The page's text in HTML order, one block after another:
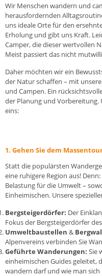
Wir Menschen wandern und
herausfordernden
uns ideale Orte für den
Erholung und gibt uns Kraft.
Camper, die dieser wertvollen
Meist passiert das nicht
Daher möchten wir ein
der Natur schaffen – mit
und Campen. Ein
der Planung und Vorbereitung.
eins:
1. Gehen Sie dem
Statt die populärsten
eine ruhigere Region aus!
Belastung für die Umwelt –
Einheimischen. Unsere
Bergsteigerdörfer: Der
Fokus der Bergsteigerdörfer
Umweltbaustellen &
Alpenvereins verbinden Sie
Geführte Wanderungen: Sie
einheimischen Guides geleitet,
wandern darf und wie man